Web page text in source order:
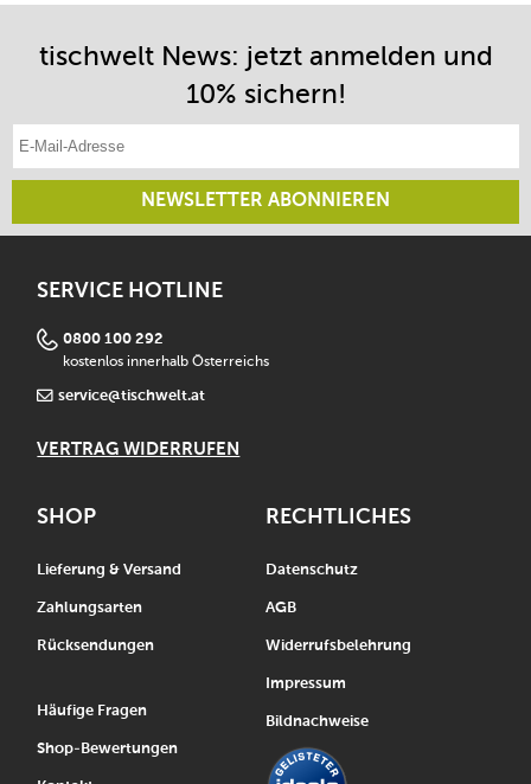
tischwelt News: jetzt anmelden und
10% sichern!
NEWSLETTER ABONNIEREN
SERVICE HOTLINE
0800 100 292
kostenlos innerhalb Österreichs
service@tischwelt.at
VERTRAG WIDERRUFEN
SHOP
Lieferung & Versand
Zahlungsarten
Rücksendungen
Häufige Fragen
Shop-Bewertungen
RECHTLICHES
Datenschutz
AGB
Widerrufsbelehrung
Impressum
Bildnachweise